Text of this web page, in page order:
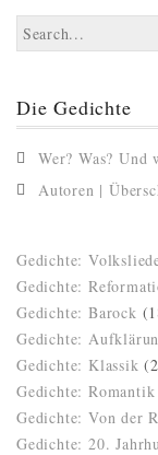
Die Gedichte
Wer? Was? Und
Autoren |
Gedichte:
Gedichte:
Gedichte: Barock
Gedichte:
Gedichte: Klassik
Gedichte: Romantik
Gedichte: Von der
Gedichte: 20.